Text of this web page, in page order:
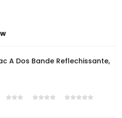
A Dos Bande Reflechissante,